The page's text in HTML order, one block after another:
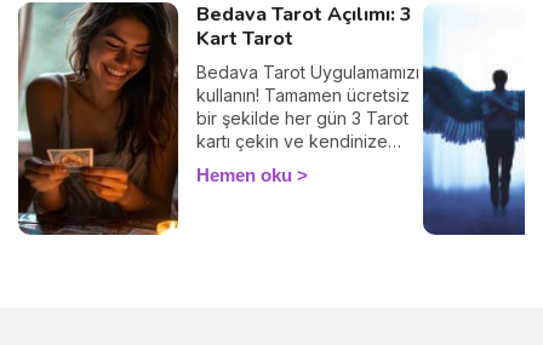
Bedava Tarot Açılımı: 3
Kart Tarot
Bedava Tarot Uygulamamızı
kullanın! Tamamen ücretsiz
bir şekilde her gün 3 Tarot
kartı çekin ve kendinize
ayıracağınız birkaç
dakikayla içsel
Hemen oku